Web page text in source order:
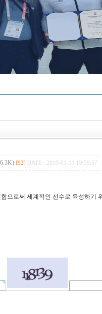
[92] DATE : 2019-03-11 10:59:57
으로써 세계적인 선수로 육성하기